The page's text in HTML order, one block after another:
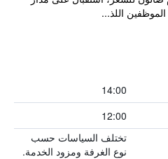
اللذ...
14:00
12:00
تختلف السياسات حسب
نوع الغرفة ومزود الخدمة.